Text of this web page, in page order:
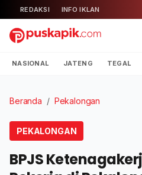
REDAKSI INFO IKLAN
NASIONAL JATENG TEGAL
Beranda / Pekalongan
PEKALONGAN
BPJS